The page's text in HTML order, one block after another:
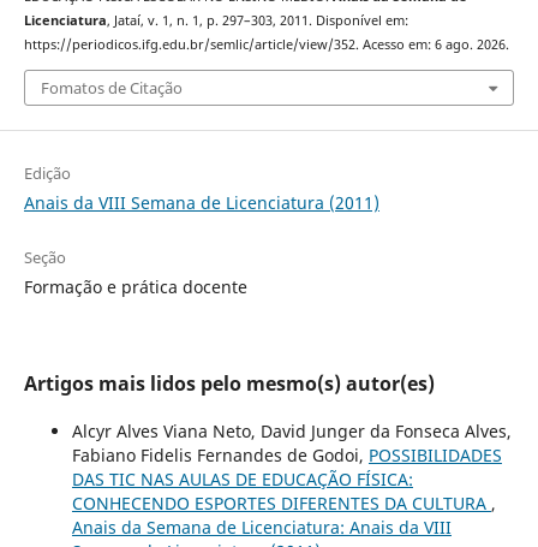
Licenciatura, Jataí, v. 1, n. 1, p. 297–303, 2011. Disponível em:
https://periodicos.ifg.edu.br/semlic/article/view/352. Acesso em: 6 ago. 2026.
Fomatos de Citação
Edição
Anais da VIII Semana de Licenciatura (2011)
Seção
Formação e prática docente
Artigos mais lidos pelo mesmo(s) autor(es)
Alcyr Alves Viana Neto, David Junger da Fonseca Alves,
Fabiano Fidelis Fernandes de Godoi, POSSIBILIDADES
DAS TIC NAS AULAS DE EDUCAÇÃO FÍSICA:
CONHECENDO ESPORTES DIFERENTES DA CULTURA ,
Anais da Semana de Licenciatura: Anais da VIII